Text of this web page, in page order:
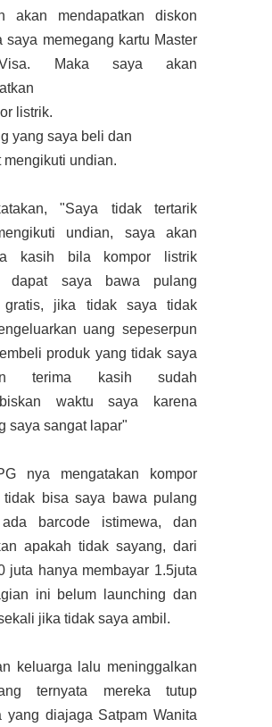
akan mendapatkan diskon
saya memegang kartu Master
Maka saya akan
listrik.
yang saya beli dan
mengikuti undian.
"Saya tidak tertarik
undian, saya akan
kasih bila kompor listrik
dapat saya bawa pulang
gratis, jika tidak saya tidak
uang sepeserpun
produk yang tidak saya
terima kasih sudah
waktu saya karena
saya sangat lapar"
nya mengatakan kompor
tidak bisa saya bawa pulang
barcode istimewa, dan
apakah tidak sayang, dari
juta hanya membayar 1.5juta
ini belum launching dan
jika tidak saya ambil.
keluarga lalu meninggalkan
ternyata mereka tutup
yang diajaga Satpam Wanita